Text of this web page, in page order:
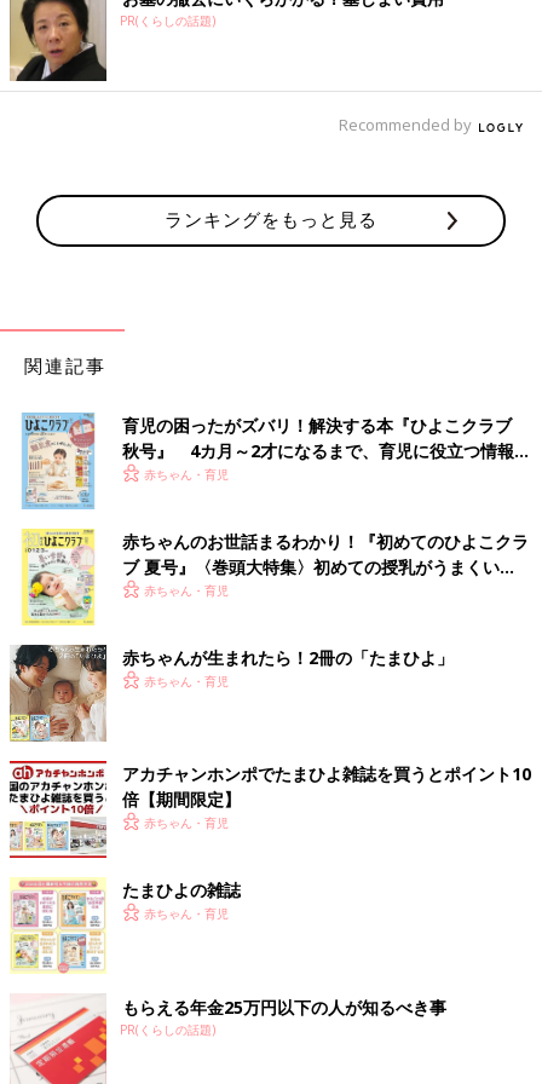
PR(くらしの話題)
Recommended by
ランキングをもっと見る
関連記事
育児の困ったがズバリ！解決する本『ひよこクラブ
秋号』 4カ月～2才になるまで、育児に役立つ情報が
いっぱい！
赤ちゃん・育児
赤ちゃんのお世話まるわかり！『初めてのひよこクラ
ブ 夏号』〈巻頭大特集〉初めての授乳がうまくい
く！ おっぱい・ミルクの基本と夏のトラブル 解決テ
赤ちゃん・育児
赤ちゃんが生まれたら！2冊の「たまひよ」
赤ちゃん・育児
アカチャンホンポでたまひよ雑誌を買うとポイント10
倍【期間限定】
赤ちゃん・育児
たまひよの雑誌
赤ちゃん・育児
もらえる年金25万円以下の人が知るべき事
PR(くらしの話題)